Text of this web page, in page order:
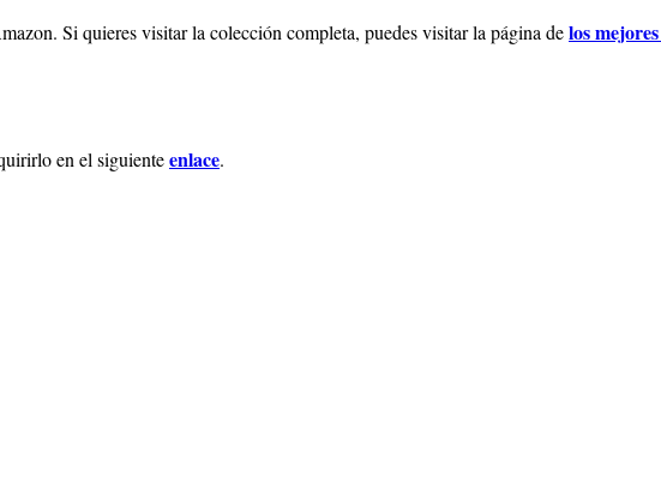
Si quieres visitar la colección completa, puedes visitar la página delos
en el siguienteenlace.